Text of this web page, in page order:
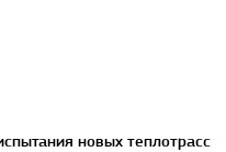
новых теплотрасс